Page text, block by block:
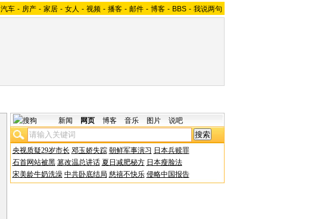
汽车 - 房产 - 家居 - 女人 - 视频 - 播客 - 邮件 - 博客 - BBS - 我说两句
新闻 网页 博客 音乐 图片 说吧
央视质疑29岁市长 邓玉娇失踪 朝鲜军事演习 日本兵赎罪
石首网站被黑 篡改温总讲话 夏日减肥秘方 日本瘦脸法
宋美龄牛奶洗澡 中共卧底结局 慈禧不快乐 侵略中国报告